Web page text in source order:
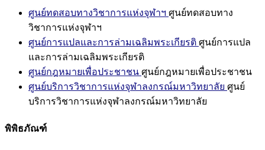
ศูนย์ทดสอบทางวิชาการแห่งจุฬาฯ ศูนย์ทดสอบทาง
วิชาการแห่งจุฬาฯ
ศูนย์การแปลและการล่ามเฉลิมพระเกียรติ ศูนย์การแปล
และการล่ามเฉลิมพระเกียรติ
ศูนย์กฎหมายเพื่อประชาชน ศูนย์กฎหมายเพื่อประชาชน
ศูนย์บริการวิชาการแห่งจุฬาลงกรณ์มหาวิทยาลัย ศูนย์
บริการวิชาการแห่งจุฬาลงกรณ์มหาวิทยาลัย
พิพิธภัณฑ์